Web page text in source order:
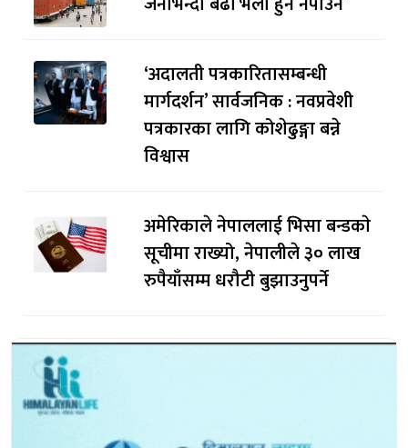
‘अदालती पत्रकारितासम्बन्धी
मार्गदर्शन’ सार्वजनिक : नवप्रवेशी
पत्रकारका लागि कोशेढुङ्गा बन्ने
विश्वास
अमेरिकाले नेपाललाई भिसा बन्डकाे
सूचीमा राख्यो, नेपालीले ३० लाख
रुपैयाँसम्म धरौटी बुझाउनुपर्ने